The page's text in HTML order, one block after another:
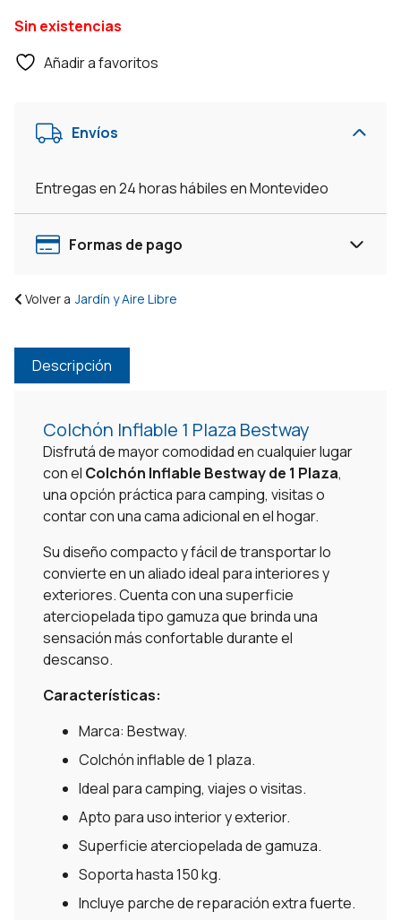
Sin existencias
Añadir a favoritos
Envíos
Entregas en 24 horas hábiles en Montevideo
Formas de pago
Volver a Jardín y Aire Libre
Descripción
Colchón Inflable 1 Plaza Bestway
Disfrutá de mayor comodidad en cualquier lugar
con el Colchón Inflable Bestway de 1 Plaza,
una opción práctica para camping, visitas o
contar con una cama adicional en el hogar.
Su diseño compacto y fácil de transportar lo
convierte en un aliado ideal para interiores y
exteriores. Cuenta con una superficie
aterciopelada tipo gamuza que brinda una
sensación más confortable durante el
descanso.
Características:
Marca: Bestway.
Colchón inflable de 1 plaza.
Ideal para camping, viajes o visitas.
Apto para uso interior y exterior.
Superficie aterciopelada de gamuza.
Soporta hasta 150 kg.
Incluye parche de reparación extra fuerte.